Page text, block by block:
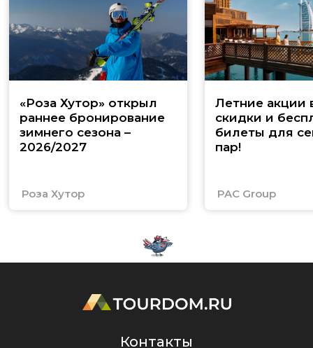
«Роза Хутор» открыл
раннее бронирование
зимнего сезона –
2026/2027
Роза Хутор
Летние акции
скидки и
билеты для
пар!
PAC Group
Контакты